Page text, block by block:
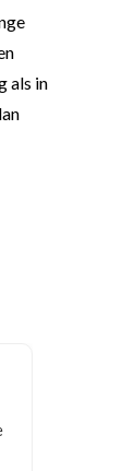
als in